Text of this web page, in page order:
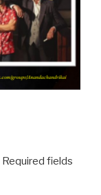
Required fields